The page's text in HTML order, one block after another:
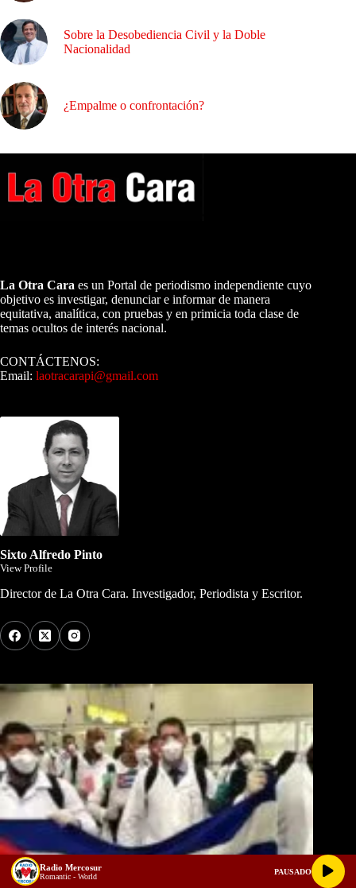
Sobre la Desobediencia Civil y la Doble
Nacionalidad
¿Empalme o confrontación?
La Otra Cara es un Portal de periodismo independiente cuyo
objetivo es investigar, denunciar e informar de manera
equitativa, analítica, con pruebas y en primicia toda clase de
temas ocultos de interés nacional.
CONTÁCTENOS:
Email: laotracarapi@gmail.com
Sixto Alfredo Pinto
View Profile
Director de La Otra Cara. Investigador, Periodista y Escritor.
Radio Mercosur
Romantic - World
PAUSADO